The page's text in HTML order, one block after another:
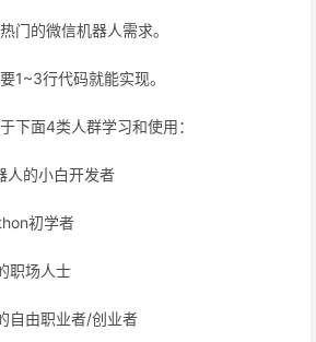
门的微信机器人需求。
1~3行代码就能实现。
下面4类人群学习和使用：
人的小白开发者
初学者
职场人士
自由职业者/创业者